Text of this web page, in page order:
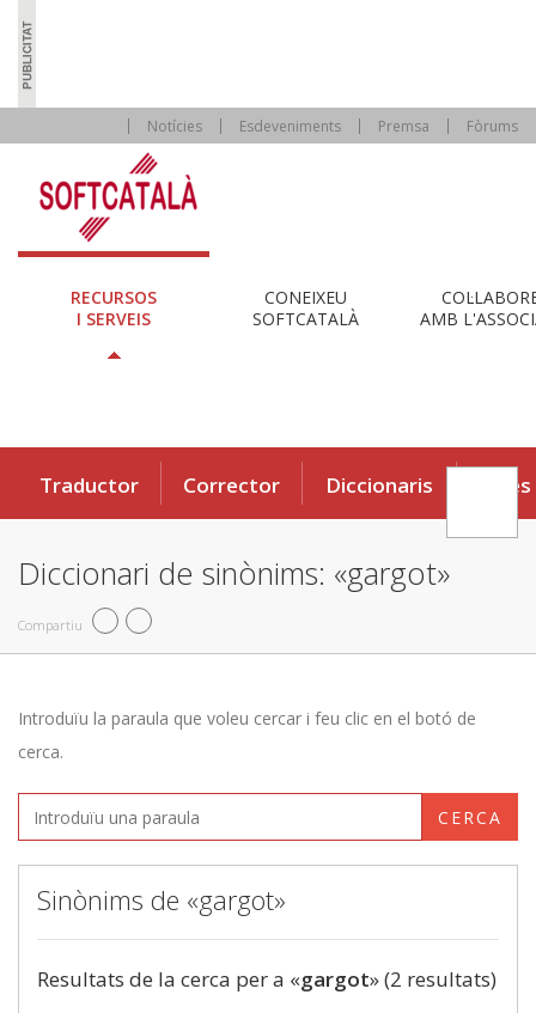
Notícies Esdeveniments Premsa Fòrums
RECURSOS
I SERVEIS
CONEIXEU
SOFTCATALÀ
AMB
Traductor Corrector Diccionaris Eines
Diccionari de sinònims: «gargot»
Compartiu
Introduïu la paraula que voleu cercar i feu clic en el botó de
cerca.
CERCA
Sinònims de «gargot»
Resultats de la cerca per a «gargot» (2 resultats)